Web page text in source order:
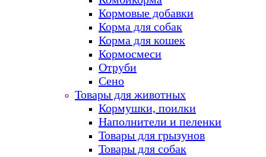
Кормовые добавки
Корма для собак
Корма для кошек
Кормосмеси
Отруби
Сено
Товары для животных
Кормушки, поилки
Наполнители и пеленки
Товары для грызунов
Товары для собак